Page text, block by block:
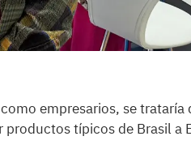
empresarios, se trataría
típicos de Brasil a